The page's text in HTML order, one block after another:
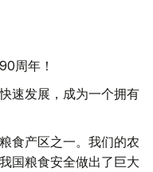
周年！
速发展，成为一个拥有
食产区之一。我们的农
国粮食安全做出了巨大